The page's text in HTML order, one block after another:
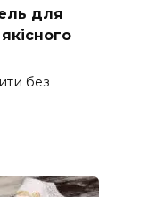
для
без